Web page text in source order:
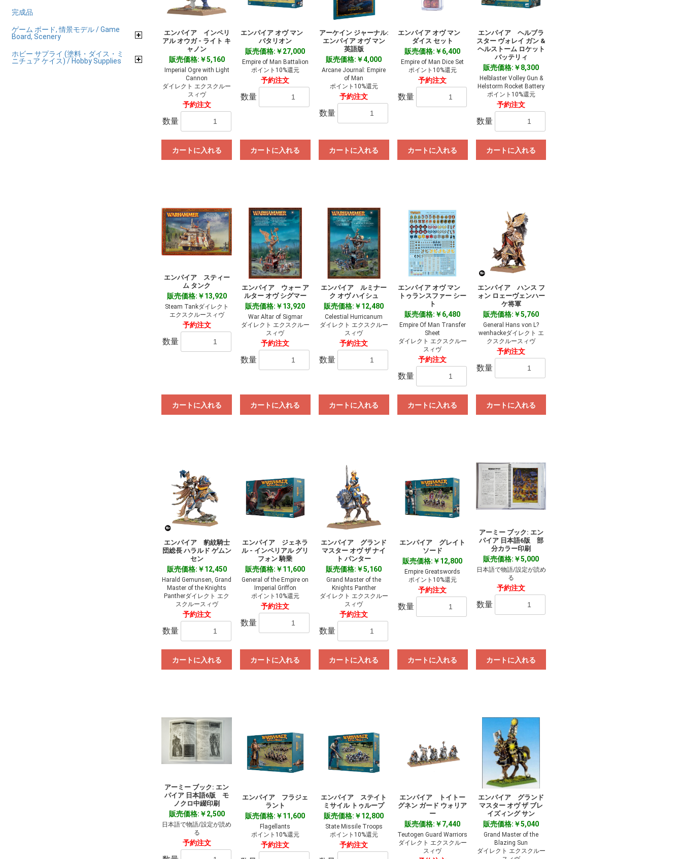
完成品
ゲーム ボード, 情景モデル / Game
Board, Scenery
ホビー サプライ (塗料・ダイス・ミ
ニチュア ケイス) / Hobby Supplies
エンパイア インペリ
アル オウガ - ライト キ
ャノン
販売価格:￥5,160
Imperial Ogre with Light
Cannon
ダイレクト エクスクルー
スィヴ
予約注文
数量
カートに入れる
エンパイア オヴ マン
バタリオン
販売価格:￥27,000
Empire of Man Battalion
ポイント10%還元
予約注文
数量
カートに入れる
アーケイン ジャーナル:
エンパイア オヴ マン
英語版
販売価格:￥4,000
Arcane Journal: Empire
of Man
ポイント10%還元
予約注文
数量
カートに入れる
エンパイア オヴ マン
ダイス セット
販売価格:￥6,400
Empire of Man Dice Set
ポイント10%還元
予約注文
数量
カートに入れる
エンパイア ヘルブラ
スター ヴォレイ ガン &
ヘルストーム ロケット
バッテリィ
販売価格:￥8,300
Helblaster Volley Gun &
Helstorm Rocket Battery
ポイント10%還元
予約注文
数量
カートに入れる
エンパイア スティー
ム タンク
販売価格:￥13,920
Steam Tankダイレクト
エクスクルースィヴ
予約注文
数量
カートに入れる
エンパイア ウォー ア
ルター オヴ シグマー
販売価格:￥13,920
War Altar of Sigmar
ダイレクト エクスクルー
スィヴ
予約注文
数量
カートに入れる
エンパイア ルミナー
ク オヴ ハイシュ
販売価格:￥12,480
Celestial Hurricanum
ダイレクト エクスクルー
スィヴ
予約注文
数量
カートに入れる
エンパイア オヴ マン
トゥランスファー シー
ト
販売価格:￥6,480
Empire Of Man Transfer
Sheet
ダイレクト エクスクルー
スィヴ
予約注文
数量
カートに入れる
エンパイア ハンス フ
ォン ロェーヴェンハー
ケ将軍
販売価格:￥5,760
General Hans von L?
wenhackeダイレクト エ
クスクルースィヴ
予約注文
数量
カートに入れる
エンパイア 豹紋騎士
団総長 ハラルド ゲムン
セン
販売価格:￥12,450
Harald Gemunsen, Grand
Master of the Knights
Pantherダイレクト エク
スクルースィヴ
予約注文
数量
カートに入れる
エンパイア ジェネラ
ル - インペリアル グリ
フォン 騎乗
販売価格:￥11,600
General of the Empire on
Imperial Griffon
ポイント10%還元
予約注文
数量
カートに入れる
エンパイア グランド
マスター オヴ ザ ナイ
ト パンター
販売価格:￥5,160
Grand Master of the
Knights Panther
ダイレクト エクスクルー
スィヴ
予約注文
数量
カートに入れる
エンパイア グレイト
ソード
販売価格:￥12,800
Empire Greatswords
ポイント10%還元
予約注文
数量
カートに入れる
アーミー ブック: エン
パイア 日本語6版 部
分カラー印刷
販売価格:￥5,000
日本語で物語/設定が読め
る
予約注文
数量
カートに入れる
アーミー ブック: エン
パイア 日本語6版 モ
ノクロ中綴印刷
販売価格:￥2,500
日本語で物語/設定が読め
る
予約注文
エンパイア フラジェ
ラント
販売価格:￥11,600
Flagellants
ポイント10%還元
予約注文
エンパイア ステイト
ミサイル トゥループ
販売価格:￥12,800
State Missile Troops
ポイント10%還元
予約注文
エンパイア トイトー
グネン ガード ウォリア
ー
販売価格:￥7,440
Teutogen Guard Warriors
ダイレクト エクスクルー
スィヴ
エンパイア グランド
マスター オヴ ザ ブレ
イズィング サン
販売価格:￥5,040
Grand Master of the
Blazing Sun
ダイレクト エクスクルー